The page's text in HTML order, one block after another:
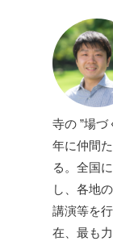
寺の ”場づ
年に仲間
る。全国
し、各地
講演等を
在、最も